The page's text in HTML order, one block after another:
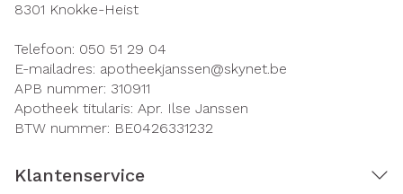
8301 Knokke-Heist
Telefoon: 050 51 29 04
E-mailadres: apotheekjanssen@skynet.be
APB nummer: 310911
Apotheek titularis: Apr. Ilse Janssen
BTW nummer: BE0426331232
Klantenservice